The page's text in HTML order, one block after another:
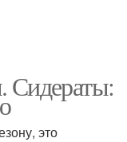
Сидераты:
это